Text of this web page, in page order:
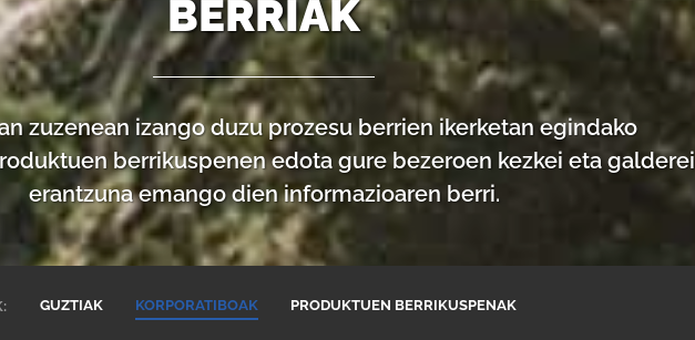
BERRIAK
zuzenean izango duzu prozesu berrien ikerketan egindako
berrikuspenen edota gure bezeroen kezkei eta galderei
erantzuna emango dien informazioaren berri.
GUZTIAK KORPORATIBOAK PRODUKTUEN BERRIKUSPENAK